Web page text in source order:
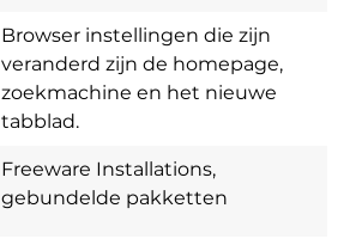
Browser instellingen die zijn
veranderd zijn de homepage,
zoekmachine en het nieuwe
tabblad.
Freeware Installations,
gebundelde pakketten
Download